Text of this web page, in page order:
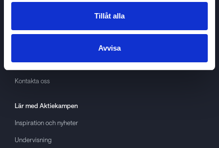
Tillåt alla
Avvisa
About cookies
GDPR
Kontakta oss
Lär med Aktiekampen
Inspiration och nyheter
Undervisning